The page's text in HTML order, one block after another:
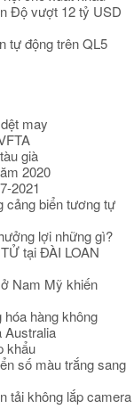
Độ vượt 12 tỷ USD
tự động trên QL5
may
già
2020
2021
cảng biển tương tự
lợi những gì?
tại ĐÀI LOAN
Nam Mỹ khiến
hàng không
Australia
khẩu
số màu trắng sang
tải không lắp camera